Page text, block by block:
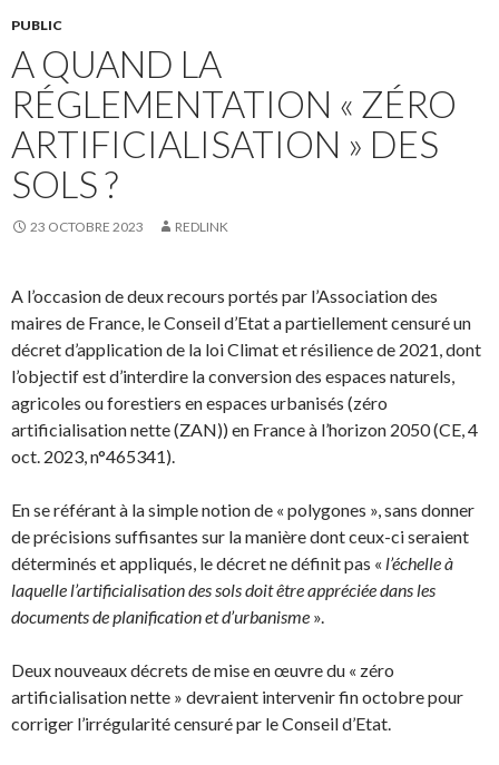
PUBLIC
A QUAND LA
RÉGLEMENTATION « ZÉRO
ARTIFICIALISATION » DES
SOLS ?
23 OCTOBRE 2023 REDLINK
A l’occasion de deux recours portés par l’Association des
maires de France, le Conseil d’Etat a partiellement censuré un
décret d’application de la loi Climat et résilience de 2021, dont
l’objectif est d’interdire la conversion des espaces naturels,
agricoles ou forestiers en espaces urbanisés (zéro
artificialisation nette (ZAN)) en France à l’horizon 2050 (CE, 4
oct. 2023, n°465341).
En se référant à la simple notion de « polygones », sans donner
de précisions suffisantes sur la manière dont ceux-ci seraient
déterminés et appliqués, le décret ne définit pas « l’échelle à
laquelle l’artificialisation des sols doit être appréciée dans les
documents de planification et d’urbanisme ».
Deux nouveaux décrets de mise en œuvre du « zéro
artificialisation nette » devraient intervenir fin octobre pour
corriger l’irrégularité censuré par le Conseil d’Etat.